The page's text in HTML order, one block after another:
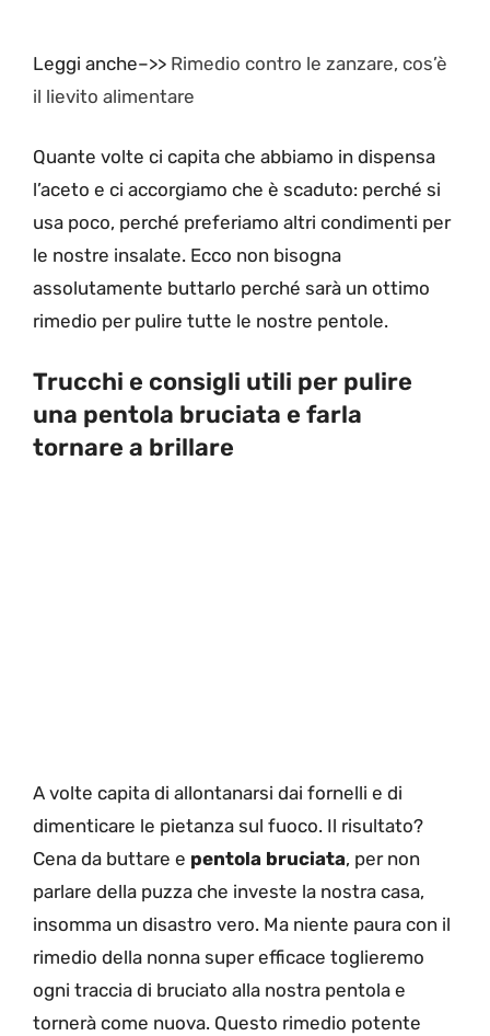
Leggi anche–>> Rimedio contro le zanzare, cos’è
il lievito alimentare
Quante volte ci capita che abbiamo in dispensa
l’aceto e ci accorgiamo che è scaduto: perché si
usa poco, perché preferiamo altri condimenti per
le nostre insalate. Ecco non bisogna
assolutamente buttarlo perché sarà un ottimo
rimedio per pulire tutte le nostre pentole.
Trucchi e consigli utili per pulire
una pentola bruciata e farla
tornare a brillare
A volte capita di allontanarsi dai fornelli e di
dimenticare le pietanza sul fuoco. Il risultato?
Cena da buttare e pentola bruciata, per non
parlare della puzza che investe la nostra casa,
insomma un disastro vero. Ma niente paura con il
rimedio della nonna super efficace toglieremo
ogni traccia di bruciato alla nostra pentola e
tornerà come nuova. Questo rimedio potente